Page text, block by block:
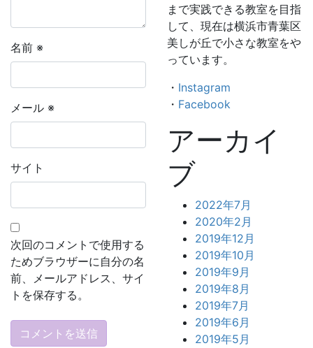
名前 ※
メール ※
サイト
次回のコメントで使用する
ためブラウザーに自分の名
前、メールアドレス、サイ
トを保存する。
まで実践できる教室を目指
して、現在は横浜市青葉区
美しが丘で小さな教室をや
っています。
・ Instagram
・ Facebook
アーカイ
ブ
2022年7月
2020年2月
2019年12月
2019年10月
2019年9月
2019年8月
2019年7月
2019年6月
2019年5月